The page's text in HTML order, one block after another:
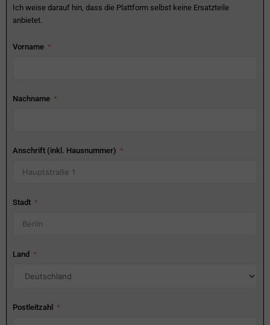
Ich weise darauf hin, dass die Plattform selbst keine Ersatzteile
anbietet.
Vorname
Nachname
Anschrift (inkl. Hausnummer)
Stadt
Land
Postleitzahl